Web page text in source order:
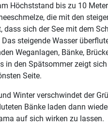
Höchststand bis zu 10
die mit den
dass sich der See mit dem
steigende Wasser
Weganlagen, Bänke,
in den Spätsommer zeigt
Seite.
Winter verschwindet der
Bänke laden dann
auf sich wirken zu lassen.